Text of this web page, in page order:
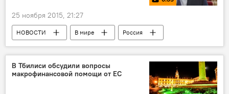
25 ноября 2015, 21:27
НОВОСТИ В мире
Россия
Мультимедиа
Видео
В Тбилиси обсудили вопросы
макрофинансовой помощи от ЕС